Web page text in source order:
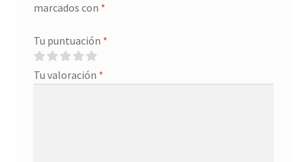
marcados con *
Tu puntuación *
Tu valoración *